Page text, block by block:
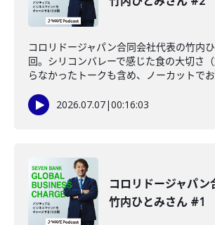
コロリドージャパン合同会社代表の竹内
回。シリコンバレーで感じた食の大切さ
らなかったトークも含め、ノーカットで
2026.07.07|00:16:03
コロリドージャパン
竹内ひとみさん #1